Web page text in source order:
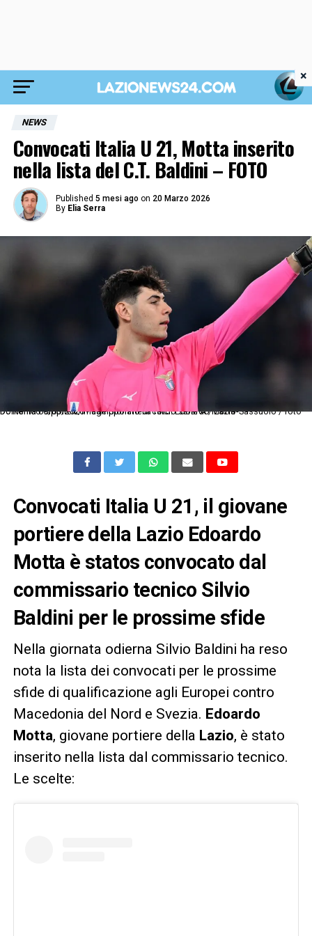
NEWS
Convocati Italia U 21, Motta inserito
nella lista del C.T. Baldini – FOTO
Published 5 mesi ago on 20 Marzo 2026
By Elia Serra
Dc Roma 09/03/2026 - campionato di calcio serie A / Lazio-Sassuolo / foto Domenico Cippitelli/Image Sport nella foto: Edoardo Motta
Convocati Italia U 21, il giovane
portiere della Lazio Edoardo
Motta è statos convocato dal
commissario tecnico Silvio
Baldini per le prossime sfide
Nella giornata odierna Silvio Baldini ha reso
nota la lista dei convocati per le prossime
sfide di qualificazione agli Europei contro
Macedonia del Nord e Svezia. Edoardo
Motta, giovane portiere della Lazio, è stato
inserito nella lista dal commissario tecnico.
Le scelte:
×